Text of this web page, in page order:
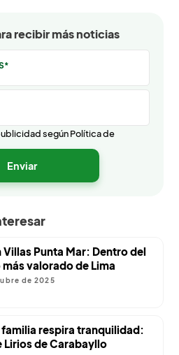
recibir más noticias
según Política de
Villas Punta Mar: Dentro del
valorado de Lima
de 2025
respira tranquilidad:
Lirios de Carabayllo